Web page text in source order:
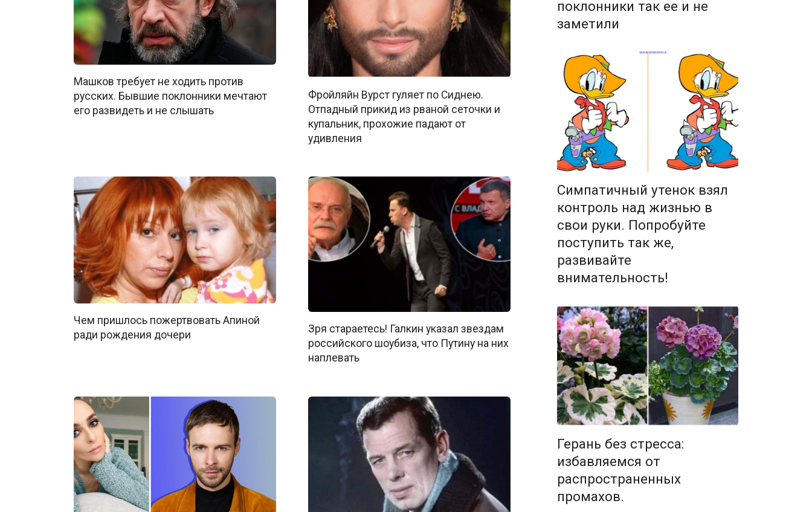
Машков требует не ходить против
русских. Бывшие поклонники мечтают
его развидеть и не слышать
Фройляйн Вурст гуляет по Сиднею.
Отпадный прикид из рваной сеточки и
купальник, прохожие падают от
удивления
Чем пришлось пожертвовать Апиной
ради рождения дочери
Зря стараетесь! Галкин указал звездам
российского шоубиза, что Путину на них
наплевать
поклонники так ее и не
заметили
Симпатичный утенок взял
контроль над жизнью в
свои руки. Попробуйте
поступить так же,
развивайте
внимательность!
Герань без стресса:
избавляемся от
распространенных
промахов.